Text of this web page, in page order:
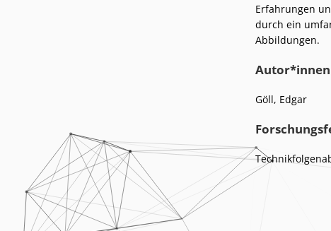
Erfahrungen
durch ein
Abbildungen.
Autor*innen
Göll, Edgar